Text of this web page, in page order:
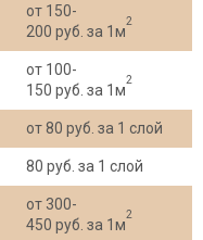
от 150-
200 руб. за 1м
2
от 100-
150 руб. за 1м
2
от 80 руб. за 1 слой
80 руб. за 1 слой
от 300-
450 руб. за 1м
2